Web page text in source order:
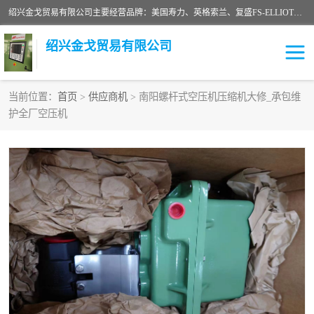
绍兴金戈贸易有限公司主要经营品牌：美国寿力、英格索兰、复盛FS-ELLIOTT，库伯COOPER、阿特拉斯等品牌空压机及配件销售；承接全厂空气压缩机管理、维护保养；节能改造；气体干燥机销售、维护、维修、保养。销售各种品牌空压机空气滤芯、油滤芯、油气分离器；精密过滤器滤芯；除油雾滤芯；抽真空滤芯，消音器，疏水器。劳务承接：全厂空压机维修保养工程，安装工程；移机或汰换工程；节能改造工程等。
绍兴金戈贸易有限公司
当前位置： 首页 > 供应商机 > 南阳螺杆式空压机压缩机大修_承包维
护全厂空压机
二手空压机
超级冷却剂 英格索兰配件
中车鼓风机 闽台富源特种陶瓷
美国寿力空压机零部件 英格索兰离心机空滤芯
英格索兰COOPER离心机
配件
库伯卡麦隆离心机零件
微电脑控制器 离心式压缩机高速转子组